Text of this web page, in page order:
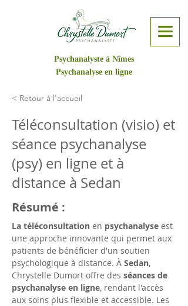
Psychanalyste à Nîmes
Psychanalyse en ligne
< Retour à l'accueil
Téléconsultation (visio) et
séance psychanalyse
(psy) en ligne et à
distance à Sedan
Résumé :
La téléconsultation en psychanalyse est
une approche innovante qui permet aux
patients de bénéficier d'un soutien
psychologique à distance. À Sedan,
Chrystelle Dumort offre des séances de
psychanalyse en ligne, rendant l'accès
aux soins plus flexible et accessible. Les